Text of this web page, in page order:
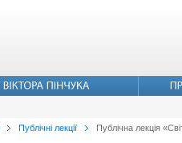
Публічні лекції
Публічна лекція